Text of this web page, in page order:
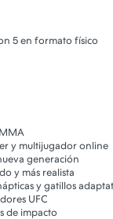
5 en formato físico
y multijugador online
generación
y más realista
y gatillos
UFC
de impacto